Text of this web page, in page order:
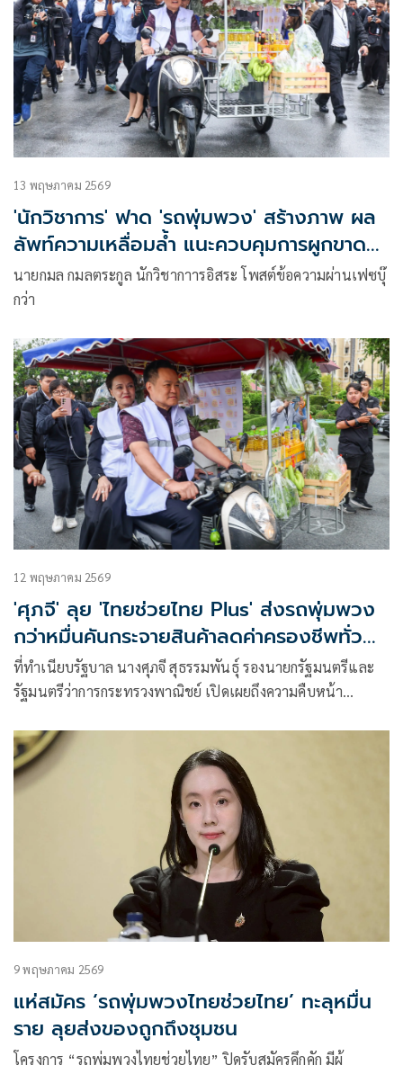
13 พฤษภาคม 2569
'นักวิชาการ' ฟาด 'รถพุ่มพวง' สร้างภาพ ผล
ลัพท์ความเหลื่อมล้ำ แนะควบคุมการผูกขาด
สินค้า
นายกมล กมลตระกูล นักวิชากาารอิสระ โพสต์ข้อความผ่านเฟซบุ๊
กว่า
12 พฤษภาคม 2569
'ศุภจี' ลุย 'ไทยช่วยไทย Plus' ส่งรถพุ่มพวง
กว่าหมื่นคันกระจายสินค้าลดค่าครองชีพทั่ว
ประเทศ
ที่ทำเนียบรัฐบาล นางศุภจี สุธรรมพันธุ์ รองนายกรัฐมนตรีและ
รัฐมนตรีว่าการกระทรวงพาณิชย์ เปิดเผยถึงความคืบหน้า
9 พฤษภาคม 2569
แห่สมัคร ‘รถพุ่มพวงไทยช่วยไทย’ ทะลุหมื่น
ราย ลุยส่งของถูกถึงชุมชน
โครงการ “รถพุ่มพวงไทยช่วยไทย” ปิดรับสมัครคึกคัก มีผู้